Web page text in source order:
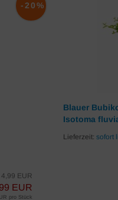
4,99 EUR
EUR
-20%
pro Stück
Blauer
Isotoma
Lieferzeit: sofort